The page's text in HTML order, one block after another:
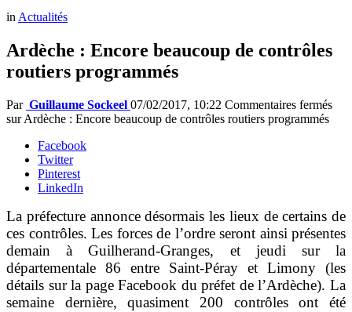
inActualités
Ardèche : Encore beaucoup de contrôles
routiers programmés
Par Guillaume Sockeel 07/02/2017, 10:22 Commentaires fermés
sur Ardèche : Encore beaucoup de contrôles routiers programmés
Facebook
Twitter
Pinterest
LinkedIn
La préfecture annonce désormais les lieux de certains de
ces contrôles. Les forces de l’ordre seront ainsi présentes
demain à Guilherand-Granges, et jeudi sur la
départementale 86 entre Saint-Péray et Limony (les
détails sur la page Facebook du préfet de l’Ardèche). La
semaine dernière, quasiment 200 contrôles ont été